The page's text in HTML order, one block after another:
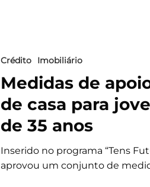
Crédito Imobiliário
Medidas de
de casa para
de 35 anos
Inserido no programa “Tens
aprovou um conjunto de